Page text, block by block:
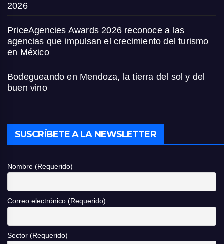
2026
PriceAgencies Awards 2026 reconoce a las
agencias que impulsan el crecimiento del turismo
en México
Bodegueando en Mendoza, la tierra del sol y del
buen vino
SUSCRÍBETE A LA NEWSLETTER
Nombre (Requerido)
Correo electrónico (Requerido)
Sector (Requerido)